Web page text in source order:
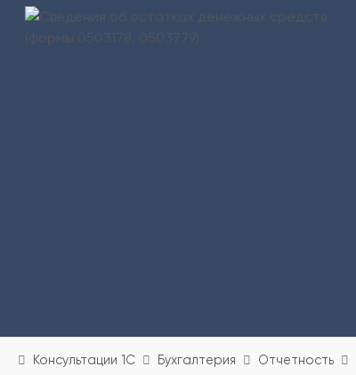
Консультации 1С Бухгалтерия Отчетность